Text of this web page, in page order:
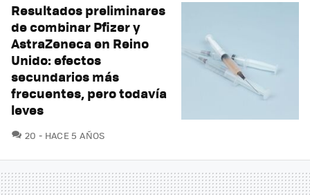
Resultados preliminares
de combinar Pfizer y
AstraZeneca en Reino
Unido: efectos
secundarios más
frecuentes, pero todavía
leves
20 COMENTARIOS
HACE 5 AÑOS